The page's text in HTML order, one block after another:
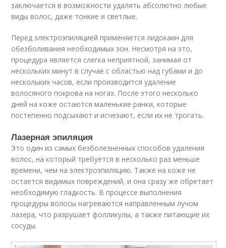
заключается в возможности удалять абсолютно любые
виды волос, даже тонкие и светлые.
Перед электроэпиляцией применяется лидокаин для
обезболивания необходимых зон. Несмотря на это,
процедура является слегка неприятной, занимая от
нескольких минут в случае с областью над губами и до
нескольких часов, если производится удаление
волосяного покрова на ногах. После этого несколько
дней на коже остаются маленькие ранки, которые
постепенно подсыхают и исчезают, если их не трогать.
Лазерная эпиляция
Это один из самых безболезненных способов удаления
волос, на который требуется в несколько раз меньше
времени, чем на электроэпиляцию. Также на коже не
остается видимых повреждений, и она сразу же обретает
необходимую гладкость. В процессе выполнения
процедуры волосы нагреваются направленным лучом
лазера, что разрушает фолликулы, а также питающие их
сосуды.